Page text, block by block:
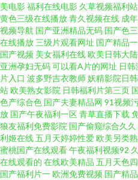
福利 性欧美性交 欧美性交一区二区
在线观看最新 成人夜晚视频 色桃视
草亚洲欧美 天堂v在线观看视频 高清
狠狠操成人网 AV在线视 亚洲三级黄
区二区三区 中日韩性交大片 日韩开放
国一级片在线播放 日本理论免费在线
美电影福利在线电影 久草视频福利站
黄色三级在线播放青久视频在线 成
视频导航 国产亚洲精品无码 国产色
在线播放 三级片观看网址 国产精品
国产视频 美女福利在线欧美日韩大陆
亚洲孕妇无码可以看A片的网址 日
片入口 波多野吉衣教师妖精影院日
站欧美熟女影院 日韩福利片第三页
色产综合色 国产夫妻精品网 91视频
放 国产午夜福利一区青草直播下载
狼友福利免费影院 国产偷窥综合久久
利姬在线五月天婷婷性爱欧美另类
蜜桃国产在线观看午夜福利视频92
在线观看的 在线欧美精品 五月天色
国产福利片一欧洲免费视频 国产精